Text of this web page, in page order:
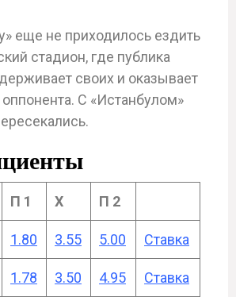
еще не приходилось ездить
стадион, где публика
своих и оказывает
С «Истанбулом»
П 1 Х П 2
1.80 3.55 5.00 Ставка
1.78 3.50 4.95 Ставка